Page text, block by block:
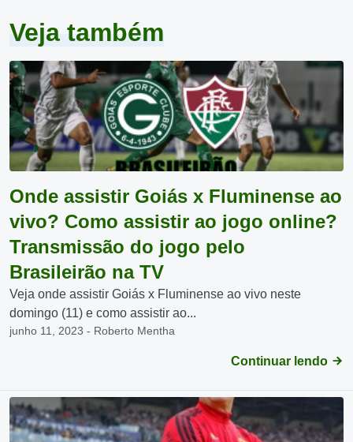
Veja também
Onde assistir Goiás x Fluminense ao
vivo? Como assistir ao jogo online?
Transmissão do jogo pelo
Brasileirão na TV
Veja onde assistir Goiás x Fluminense ao vivo neste
domingo (11) e como assistir ao...
junho 11, 2023 - Roberto Mentha
Continuar lendo